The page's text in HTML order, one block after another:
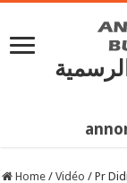
Home / Vidéo / Pr